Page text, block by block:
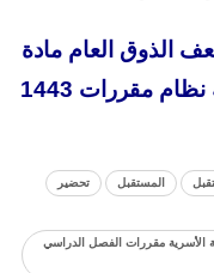
الذوق العام مادة
المهارات الحياتية والتربية الاسرية نظام مقررات 1443
المستقبل تحضير
الأسرية مقررات الفصل الدراسي